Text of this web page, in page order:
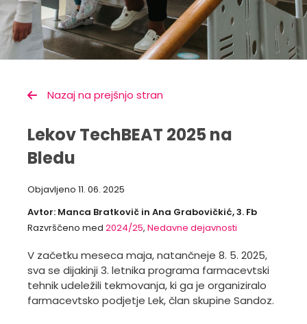
Nazaj na prejšnjo stran
Lekov TechBEAT 2025 na
Bledu
Objavljeno 11. 06. 2025
Avtor: Manca Bratkovič in Ana Grabovičkić, 3. Fb
Razvrščeno med 2024/25, Nedavne dejavnosti
V začetku meseca maja, natančneje 8. 5. 2025,
sva se dijakinji 3. letnika programa farmacevtski
tehnik udeležili tekmovanja, ki ga je organiziralo
farmacevtsko podjetje Lek, član skupine Sandoz.